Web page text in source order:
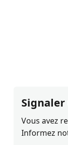
Vous avez
Informez